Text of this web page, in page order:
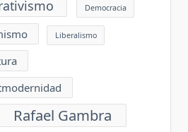
Democracia
Liberalismo
Rafael Gambra